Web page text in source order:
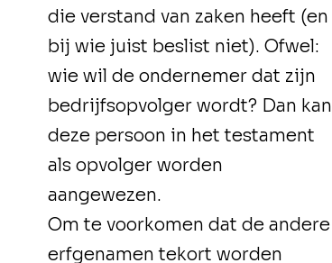
die verstand van zaken heeft (en
bij wie juist beslist niet). Ofwel:
wie wil de ondernemer dat zijn
bedrijfsopvolger wordt? Dan kan
deze persoon in het testament
als opvolger worden
aangewezen.
Om te voorkomen dat de andere
erfgenamen tekort worden